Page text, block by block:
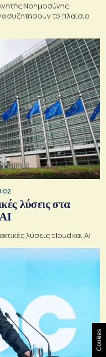
Νοημοσύνης
συζητήσουν το πλαίσιο
λύσεις στα
λύσεις cloud και AI
Cookies